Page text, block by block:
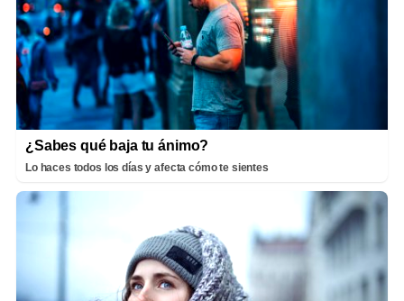
¿Sabes qué baja tu ánimo?
Lo haces todos los días y afecta cómo te sientes